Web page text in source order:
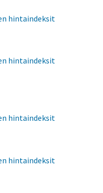
hintaindeksit
hintaindeksit
hintaindeksit
hintaindeksit